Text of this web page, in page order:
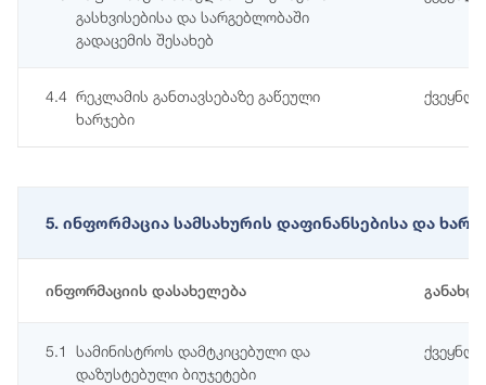
გასხვისებისა და სარგებლობაში
გადაცემის შესახებ
4.4 რეკლამის განთავსებაზე გაწეული
ხარჯები
5. ინფორმაცია სამსახურის დაფინანსებისა და
ინფორმაციის დასახელება
5.1
სამინისტროს დამტკიცებული და
დაზუსტებული ბიუჯეტები